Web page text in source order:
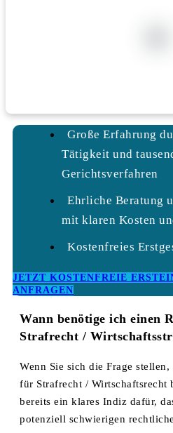
Große Erfahrung
Tätigkeit und
Gerichtsverfahren
Ehrliche Beratung
mit klaren Kosten
Kostenfreies
JETZT KOSTENFREIE
ANFRAGEN
Wann benötige ich einen
Strafrecht /
Wenn Sie sich die Frage
für Strafrecht / Wirtschaftsrecht
bereits ein klares Indiz dafür,
potenziell schwierigen